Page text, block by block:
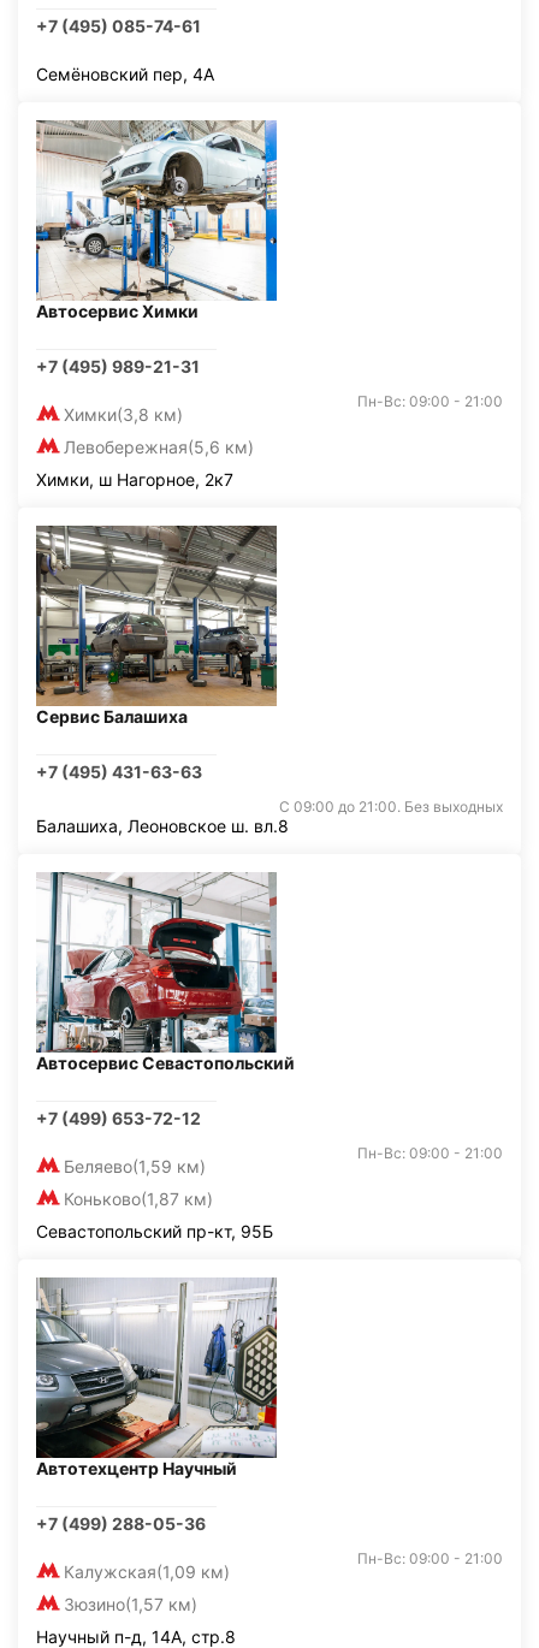
+7 (495) 085-74-61
Семёновский пер, 4А
Автосервис Химки
+7 (495) 989-21-31
Химки(3,8 км)
Левобережная(5,6 км)
Пн-Вс: 09:00 - 21:00
Химки, ш Нагорное, 2к7
Сервис Балашиха
+7 (495) 431-63-63
С 09:00 до 21:00. Без выходных
Балашиха, Леоновское ш. вл.8
Автосервис Севастопольский
+7 (499) 653-72-12
Беляево(1,59 км)
Коньково(1,87 км)
Пн-Вс: 09:00 - 21:00
Севастопольский пр-кт, 95Б
Автотехцентр Научный
+7 (499) 288-05-36
Калужская(1,09 км)
Зюзино(1,57 км)
Пн-Вс: 09:00 - 21:00
Научный п-д, 14А, стр.8